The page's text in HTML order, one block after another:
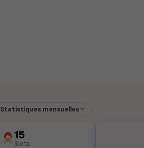
Statistiques mensuelles
15
Slots